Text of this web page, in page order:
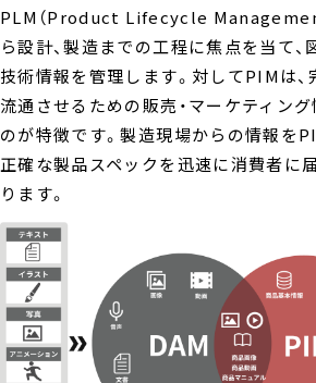
PLM（Product Lifecycle
ら設計、製造までの工程に焦点を当て
技術情報を管理します。対してPIMは
流通させるための販売・マーケティン
のが特徴です。製造現場からの情報を
正確な製品スペックを迅速に消費者に
ります。